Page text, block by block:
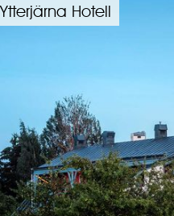
Ytterjärna Hotell